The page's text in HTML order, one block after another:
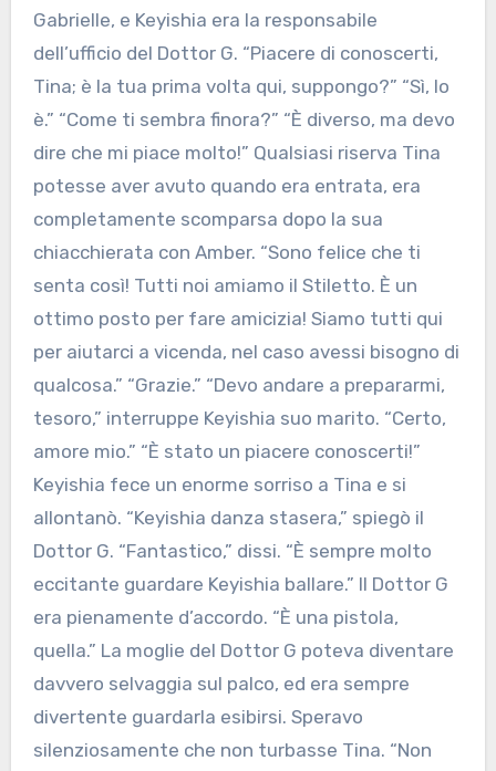
Gabrielle, e Keyishia era la responsabile
dell’ufficio del Dottor G. “Piacere di conoscerti,
Tina; è la tua prima volta qui, suppongo?” “Sì, lo
è.” “Come ti sembra finora?” “È diverso, ma devo
dire che mi piace molto!” Qualsiasi riserva Tina
potesse aver avuto quando era entrata, era
completamente scomparsa dopo la sua
chiacchierata con Amber. “Sono felice che ti
senta così! Tutti noi amiamo il Stiletto. È un
ottimo posto per fare amicizia! Siamo tutti qui
per aiutarci a vicenda, nel caso avessi bisogno di
qualcosa.” “Grazie.” “Devo andare a prepararmi,
tesoro,” interruppe Keyishia suo marito. “Certo,
amore mio.” “È stato un piacere conoscerti!”
Keyishia fece un enorme sorriso a Tina e si
allontanò. “Keyishia danza stasera,” spiegò il
Dottor G. “Fantastico,” dissi. “È sempre molto
eccitante guardare Keyishia ballare.” Il Dottor G
era pienamente d’accordo. “È una pistola,
quella.” La moglie del Dottor G poteva diventare
davvero selvaggia sul palco, ed era sempre
divertente guardarla esibirsi. Speravo
silenziosamente che non turbasse Tina. “Non